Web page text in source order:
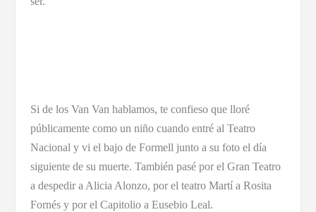
Si de los Van Van hablamos, te confieso que lloré
públicamente como un niño cuando entré al Teatro
Nacional y vi el bajo de Formell junto a su foto el día
siguiente de su muerte. También pasé por el Gran Teatro
a despedir a Alicia Alonzo, por el teatro Martí a Rosita
Fornés y por el Capitolio a Eusebio Leal.